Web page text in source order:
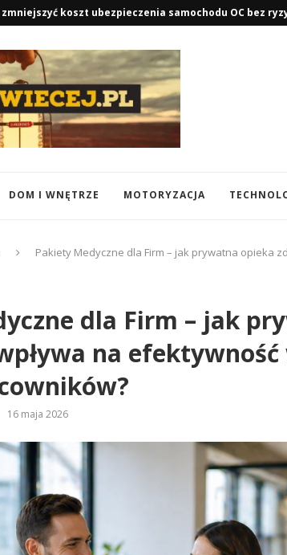
do Fotelika Samochodowego – Lato, Zima i...
DOM I WNĘTRZE MOTORYZACJA
Pakiety Medyczne dla Firm – jak prywatna opieka
dla Firm – jak
na
16 maja 2026